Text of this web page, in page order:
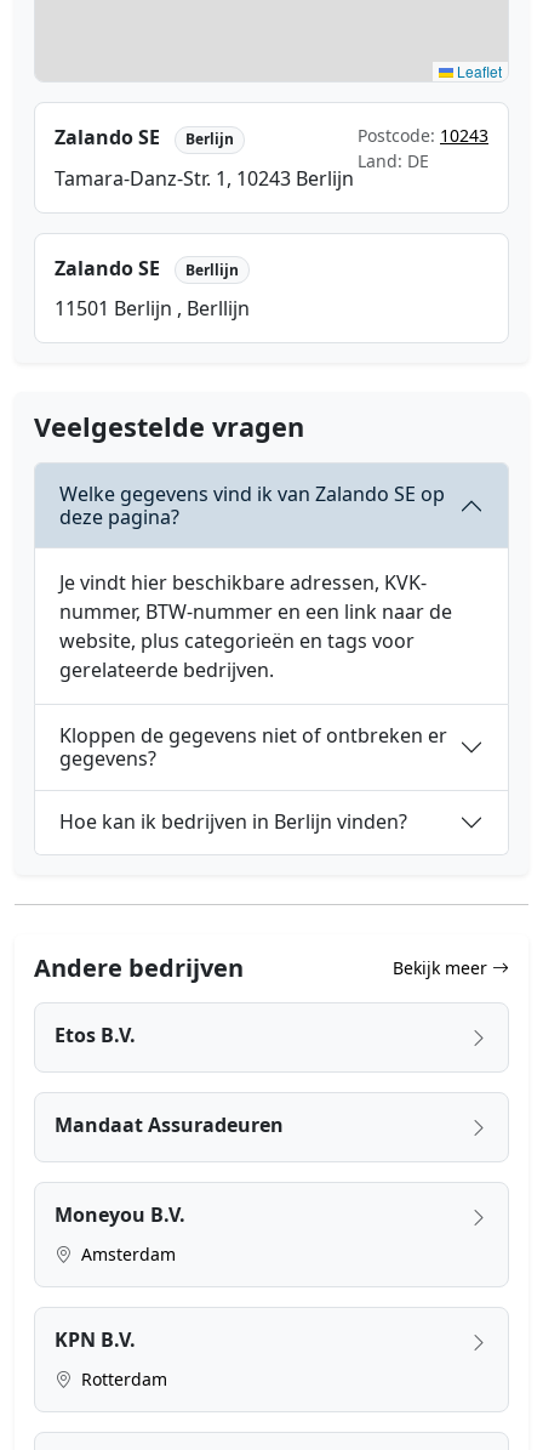
Leaflet
Zalando SE Berlijn
Tamara-Danz-Str. 1, 10243 Berlijn
Postcode: 10243
Land: DE
Zalando SE Berllijn
11501 Berlijn , Berllijn
Veelgestelde vragen
Welke gegevens vind ik van Zalando SE op
deze pagina?
Je vindt hier beschikbare adressen, KVK-
nummer, BTW-nummer en een link naar de
website, plus categorieën en tags voor
gerelateerde bedrijven.
Kloppen de gegevens niet of ontbreken er
gegevens?
Hoe kan ik bedrijven in Berlijn vinden?
Andere bedrijven Bekijk meer
Etos B.V.
Mandaat Assuradeuren
Moneyou B.V.
Amsterdam
KPN B.V.
Rotterdam